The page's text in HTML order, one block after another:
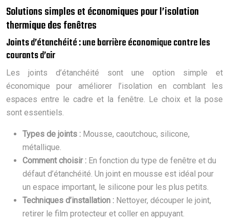
Solutions simples et économiques pour l’isolation
thermique des fenêtres
Joints d’étanchéité : une barrière économique contre les
courants d’air
Les joints d’étanchéité sont une option simple et
économique pour améliorer l’isolation en comblant les
espaces entre le cadre et la fenêtre. Le choix et la pose
sont essentiels.
Types de joints : Mousse, caoutchouc, silicone,
métallique.
Comment choisir : En fonction du type de fenêtre et du
défaut d’étanchéité. Un joint en mousse est idéal pour
un espace important, le silicone pour les plus petits.
Techniques d’installation : Nettoyer, découper le joint,
retirer le film protecteur et coller en appuyant.